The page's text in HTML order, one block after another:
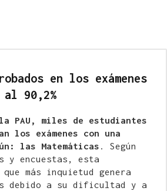
en los exámenes
90,2%
PAU, miles de estudiantes
los exámenes con una
las Matemáticas . Según
y encuestas, esta
más inquietud genera
debido a su dificultad y a